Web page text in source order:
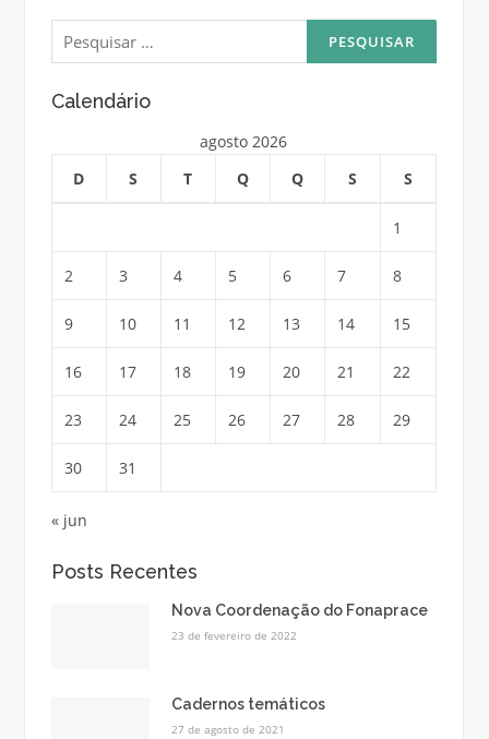
Pesquisar
por:
Calendário
agosto 2026
D
S T Q Q S S
1
2 3 4 5 6 7 8
9 10 11 12 13 14 15
16 17 18 19 20 21 22
23 24 25 26 27 28 29
30 31
« jun
Posts Recentes
Nova Coordenação do Fonaprace
23 de fevereiro de 2022
Cadernos temáticos
27 de agosto de 2021